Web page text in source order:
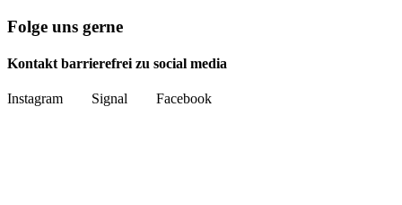
Folge uns gerne
Kontakt barrierefrei zu social media
Instagram Signal Facebook